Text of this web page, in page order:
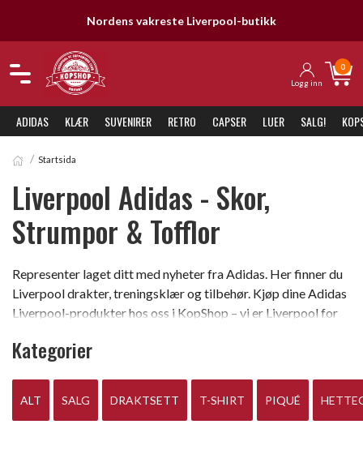
Nordens vakreste Liverpool-butikk
Logg inn
0
ADIDAS KLÆR SUVENIRER RETRO CAPSER LUER SALG!
Startsida
Liverpool Adidas - Skor,
Strumpor & Tofflor
Representer laget ditt med nyheter fra Adidas. Her finner du
Liverpool drakter, treningsklær og tilbehør. Kjøp dine Adidas
Liverpool-produkter hos oss i KopShop – vi er Liverpool for
Kategorier
ALT SALG DRAKTSETT T-SHIRT PIQUÉ